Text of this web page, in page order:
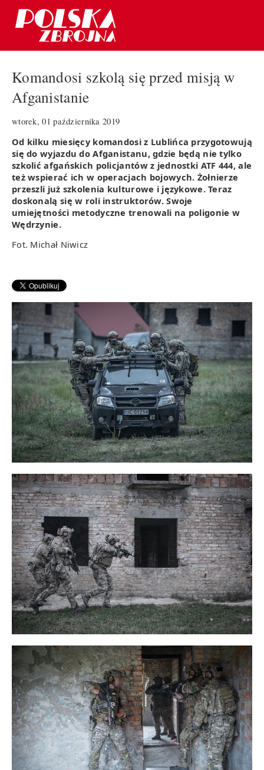
Komandosi szkolą się przed misją w
Afganistanie
wtorek, 01 października 2019
Od kilku miesięcy komandosi z Lublińca przygotowują
się do wyjazdu do Afganistanu, gdzie będą nie tylko
szkolić afgańskich policjantów z jednostki ATF 444, ale
też wspierać ich w operacjach bojowych. Żołnierze
przeszli już szkolenia kulturowe i językowe. Teraz
doskonalą się w roli instruktorów. Swoje
umiejętności metodyczne trenowali na poligonie w
Wędrzynie.
Fot. Michał Niwicz